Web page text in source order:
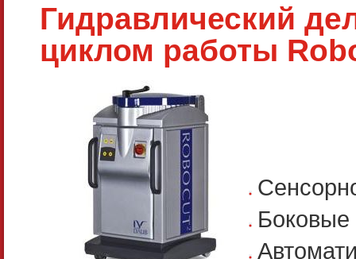
Гидравлический
циклом работы